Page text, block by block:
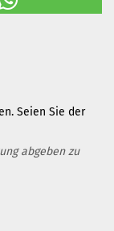
Seien Sie der
abgeben zu